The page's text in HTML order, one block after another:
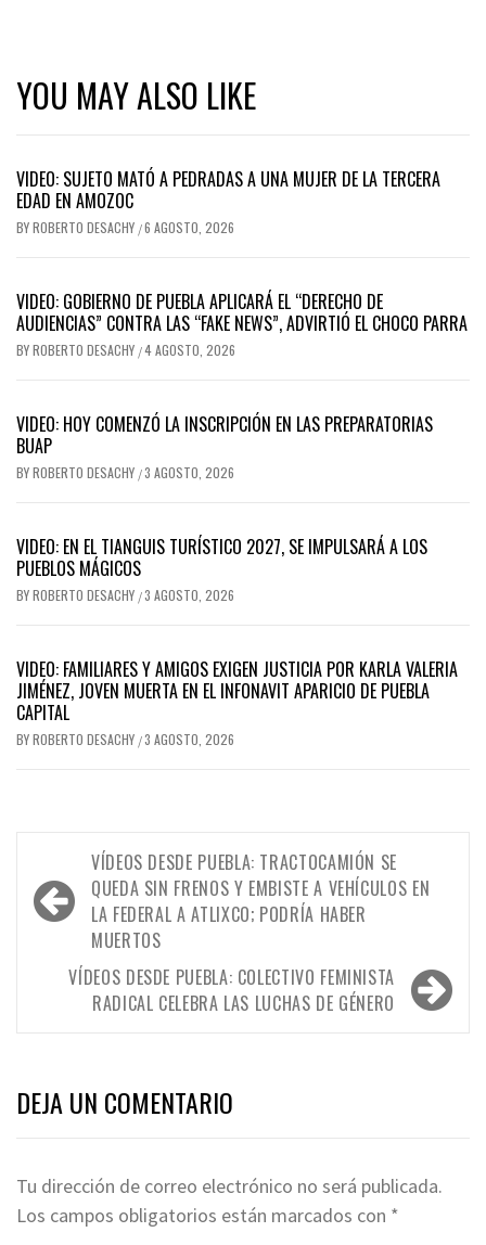
YOU MAY ALSO LIKE
VIDEO: SUJETO MATÓ A PEDRADAS A UNA MUJER DE LA TERCERA
EDAD EN AMOZOC
BYROBERTO DESACHY /6 AGOSTO, 2026
VIDEO: GOBIERNO DE PUEBLA APLICARÁ EL “DERECHO DE
AUDIENCIAS” CONTRA LAS “FAKE NEWS”, ADVIRTIÓ EL CHOCO PARRA
BYROBERTO DESACHY /4 AGOSTO, 2026
VIDEO: HOY COMENZÓ LA INSCRIPCIÓN EN LAS PREPARATORIAS
BUAP
BYROBERTO DESACHY /3 AGOSTO, 2026
VIDEO: EN EL TIANGUIS TURÍSTICO 2027, SE IMPULSARÁ A LOS
PUEBLOS MÁGICOS
BYROBERTO DESACHY /3 AGOSTO, 2026
VIDEO: FAMILIARES Y AMIGOS EXIGEN JUSTICIA POR KARLA VALERIA
JIMÉNEZ, JOVEN MUERTA EN EL INFONAVIT APARICIO DE PUEBLA
CAPITAL
BYROBERTO DESACHY /3 AGOSTO, 2026
Navegación
de
entradas
VÍDEOS DESDE PUEBLA: TRACTOCAMIÓN SE
QUEDA SIN FRENOS Y EMBISTE A VEHÍCULOS EN
LA FEDERAL A ATLIXCO; PODRÍA HABER
MUERTOS
VÍDEOS DESDE PUEBLA: COLECTIVO FEMINISTA
RADICAL CELEBRA LAS LUCHAS DE GÉNERO
DEJA UN COMENTARIO
Tu dirección de correo electrónico no será publicada.
Los campos obligatorios están marcados con *